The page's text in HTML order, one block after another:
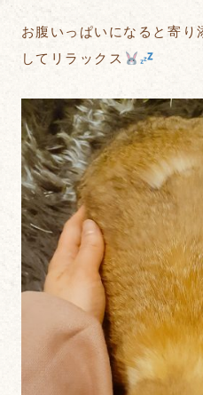
お腹いっぱいになると寄り
してリラックス